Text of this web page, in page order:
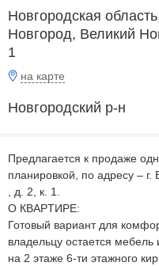
Новгородская
Новгород, Великий
1
на карте
Новгородский р-н
Предлагается к продаже
планировкой, по aдpeсу –
, д. 2, к. 1.
О КВAPТИРE:
Готовый вариант для
владельцу остается
на 2 этажe 6-ти этажнoго